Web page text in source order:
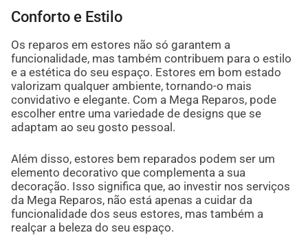
Conforto e Estilo
Os reparos em estores não só garantem a
funcionalidade, mas também contribuem para o estilo
e a estética do seu espaço. Estores em bom estado
valorizam qualquer ambiente, tornando-o mais
convidativo e elegante. Com a Mega Reparos, pode
escolher entre uma variedade de designs que se
adaptam ao seu gosto pessoal.
Além disso, estores bem reparados podem ser um
elemento decorativo que complementa a sua
decoração. Isso significa que, ao investir nos serviços
da Mega Reparos, não está apenas a cuidar da
funcionalidade dos seus estores, mas também a
realçar a beleza do seu espaço.